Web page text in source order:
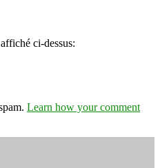
ci-dessus:
Learn how your comment